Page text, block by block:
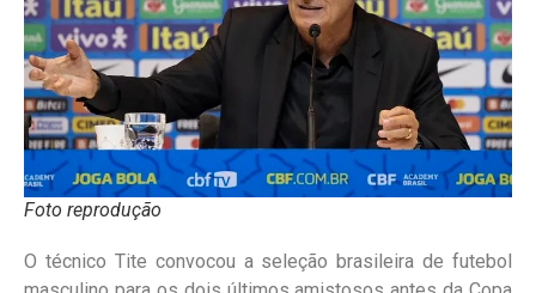
Foto reprodução
O técnico Tite convocou a seleção brasileira de futebol